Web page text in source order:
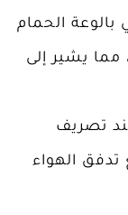
الحمام
مما يشير إلى
تصريف
تدفق الهواء